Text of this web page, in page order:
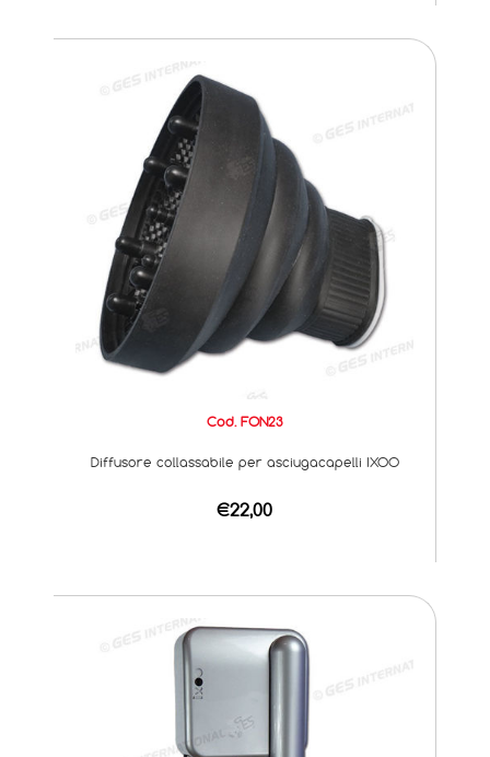
Cod. FON23
Diffusore collassabile per asciugacapelli IXOO
€22,00